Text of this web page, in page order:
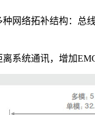
网络拓补结构：总
系统通讯，增加